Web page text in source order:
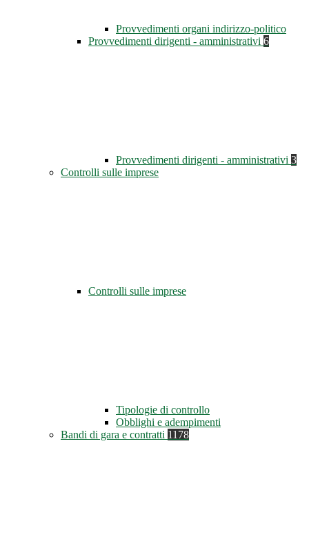
Provvedimenti organi indirizzo-politico
Provvedimenti dirigenti - amministrativi 6
Provvedimenti dirigenti - amministrativi 3
Controlli sulle imprese
Controlli sulle imprese
Tipologie di controllo
Obblighi e adempimenti
Bandi di gara e contratti 1178